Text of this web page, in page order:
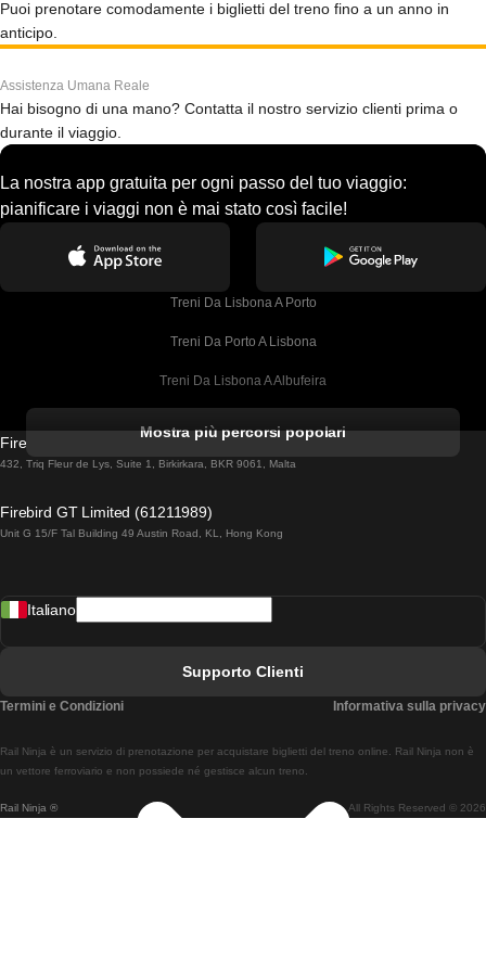
Puoi prenotare comodamente i biglietti del treno fino a un anno in
anticipo.
Assistenza Umana Reale
Hai bisogno di una mano? Contatta il nostro servizio clienti prima o
durante il viaggio.
La nostra app gratuita per ogni passo del tuo viaggio:
pianificare i viaggi non è mai stato così facile!
Treni Da Lisbona A Porto
Treni Da Porto A Lisbona
Treni Da Lisbona A Albufeira
Treni Da Lisbona A Lagos
Treni Da Lisbona A Madrid
Treni Da Lisbon A Braga
Treni Da Braga A Lisbona
Mostra più percorsi popolari
Firebird GT Limited (OC 1451)
432, Triq Fleur de Lys, Suite 1, Birkirkara, BKR 9061, Malta
Firebird GT Limited (61211989)
Unit G 15/F Tal Building 49 Austin Road, KL, Hong Kong
Rail Ninja ® All Rights Reserved © 2026
Rail Ninja è un servizio di prenotazione per acquistare biglietti del treno online. Rail Ninja non è
un vettore ferroviario e non possiede né gestisce alcun treno.
Italiano
Supporto Clienti
Termini e Condizioni Informativa sulla privacy